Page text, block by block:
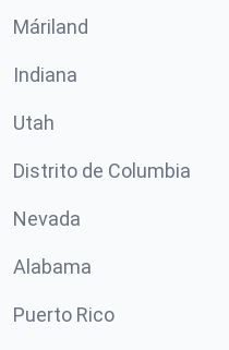
Máriland
Indiana
Utah
Distrito de Columbia
Nevada
Alabama
Puerto Rico